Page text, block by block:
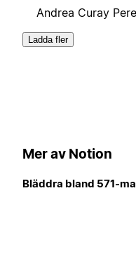
Andrea Curay
Ladda fler
Mer av Notion
Bläddra bland 571-